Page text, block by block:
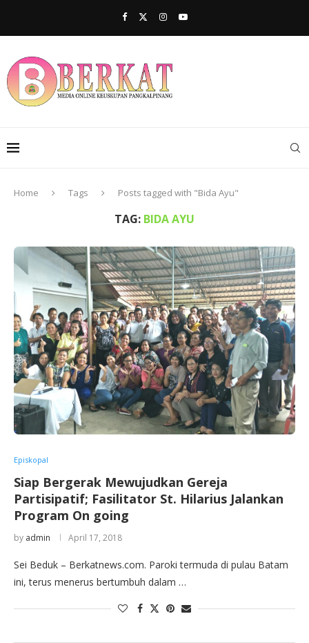
Home Tags Posts tagged with "Bida Ayu"
TAG: BIDA AYU
Episkopal
Siap Bergerak Mewujudkan Gereja
Partisipatif; Fasilitator St. Hilarius Jalankan
Program On going
by admin April 17, 2018
Sei Beduk – Berkatnews.com. Paroki termuda di pulau Batam
ini, terus menerus bertumbuh dalam …